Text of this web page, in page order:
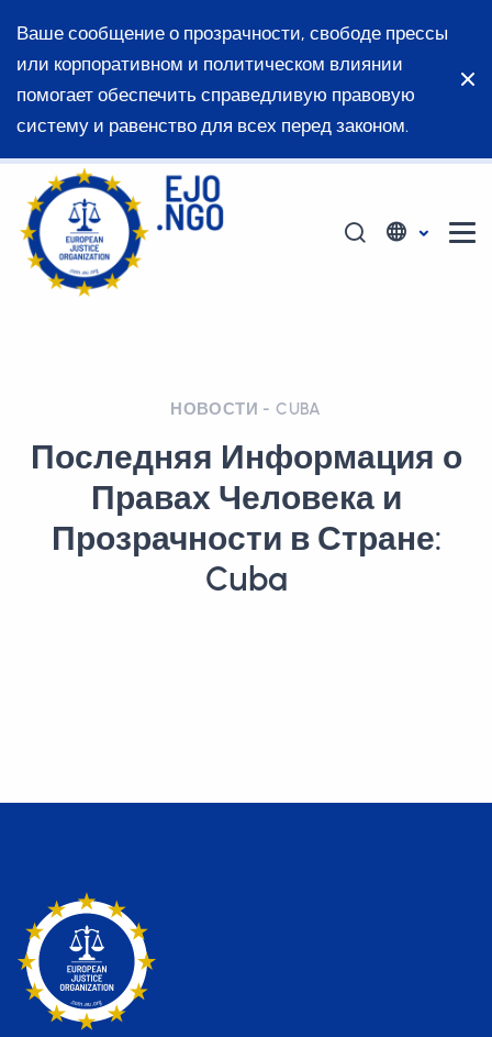
Ваше сообщение о прозрачности, свободе прессы
или корпоративном и политическом влиянии
помогает обеспечить справедливую правовую
систему и равенство для всех перед законом.
НОВОСТИ - CUBA
Последняя Информация о
Правах Человека и
Прозрачности в Стране:
Cuba